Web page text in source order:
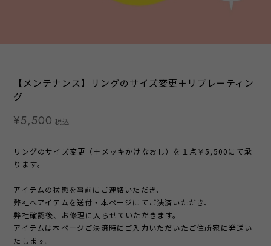
【メンテナンス】リングのサイズ変更＋リプレーティン
グ
¥5,500 税込
リングのサイズ変更（＋メッキかけなおし）を１点￥5,500にて承
ります。
アイテムの状態を事前にご連絡いただき、
弊社へアイテムを送付・本ページにてご決済いただき、
弊社確認後、お修理に入らせていただきます。
アイテムは本ページご決済時にご入力いただいたご住所宛に発送い
たします。